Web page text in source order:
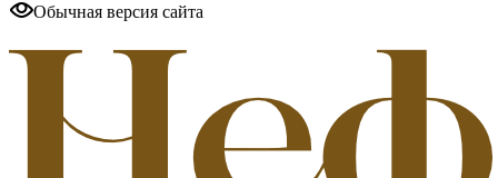
Обычная версия сайта